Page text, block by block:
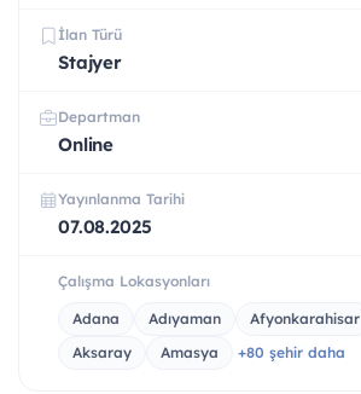
İlan Türü
Stajyer
Departman
Online
Yayınlanma Tarihi
07.08.2025
Çalışma Lokasyonları
Adana Adıyaman Afyonkarahisar
Aksaray
Amasya +80 şehir daha